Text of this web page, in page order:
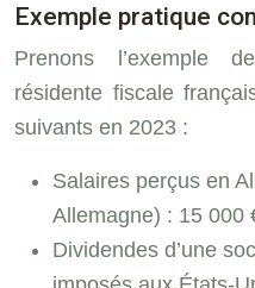
Exemple pratique
Prenons l’exemple
résidente fiscale
suivants en 2023 :
Salaires perçus en
Allemagne) : 15 000
Dividendes d’une